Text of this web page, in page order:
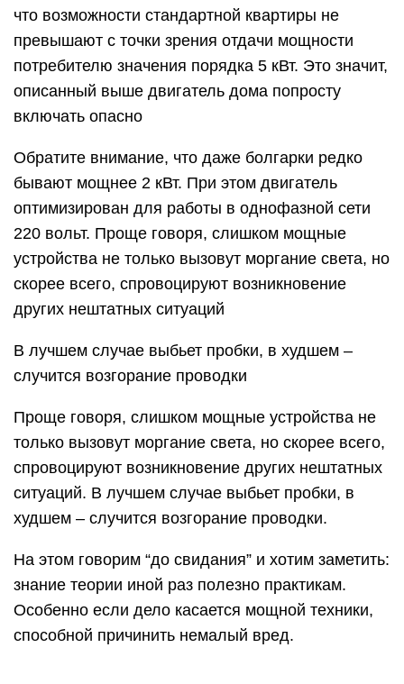
что возможности стандартной квартиры не
превышают с точки зрения отдачи мощности
потребителю значения порядка 5 кВт. Это значит,
описанный выше двигатель дома попросту
включать опасно
Обратите внимание, что даже болгарки редко
бывают мощнее 2 кВт. При этом двигатель
оптимизирован для работы в однофазной сети
220 вольт. Проще говоря, слишком мощные
устройства не только вызовут моргание света, но
скорее всего, спровоцируют возникновение
других нештатных ситуаций
В лучшем случае выбьет пробки, в худшем –
случится возгорание проводки
Проще говоря, слишком мощные устройства не
только вызовут моргание света, но скорее всего,
спровоцируют возникновение других нештатных
ситуаций. В лучшем случае выбьет пробки, в
худшем – случится возгорание проводки.
На этом говорим “до свидания” и хотим заметить:
знание теории иной раз полезно практикам.
Особенно если дело касается мощной техники,
способной причинить немалый вред.